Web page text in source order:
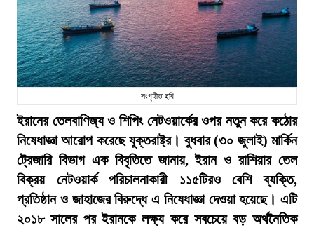
সংগৃহীত ছবি
ইরানের তেলবাণিজ্য ও শিপিং নেটওয়ার্কের ওপর নতুন করে কঠোর
নিষেধাজ্ঞা আরোপ করেছে যুক্তরাষ্ট্র। বুধবার (৩০ জুলাই) মার্কিন
ট্রেজারি বিভাগ এক বিবৃতিতে জানায়, ইরান ও রাশিয়ার তেল
বিক্রয় নেটওয়ার্ক পরিচালনাকারী ১১৫টিরও বেশি ব্যক্তি,
প্রতিষ্ঠান ও জাহাজের বিরুদ্ধে এ নিষেধাজ্ঞা দেওয়া হয়েছে। এটি
২০১৮ সালের পর ইরানকে লক্ষ্য করে সবচেয়ে বড় অর্থনৈতিক